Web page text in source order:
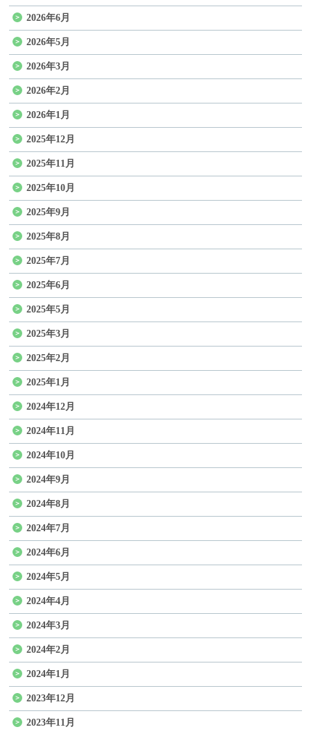
2026年6月
2026年5月
2026年3月
2026年2月
2026年1月
2025年12月
2025年11月
2025年10月
2025年9月
2025年8月
2025年7月
2025年6月
2025年5月
2025年3月
2025年2月
2025年1月
2024年12月
2024年11月
2024年10月
2024年9月
2024年8月
2024年7月
2024年6月
2024年5月
2024年4月
2024年3月
2024年2月
2024年1月
2023年12月
2023年11月